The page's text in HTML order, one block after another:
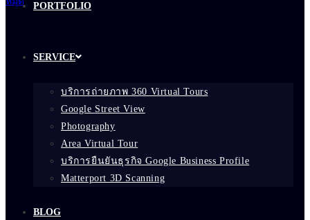
PORTFOLIO
SERVICE
บริการถ่ายภาพ 360 Virtual Tours
Google Street View
Photography
Area Virtual Tour
บริการยืนยันธุรกิจ Google Business Profile
Matterport 3D Scanning
BLOG